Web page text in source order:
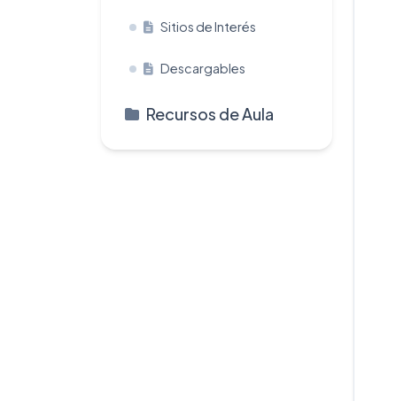
Sitios de Interés
Descargables
Recursos de Aula